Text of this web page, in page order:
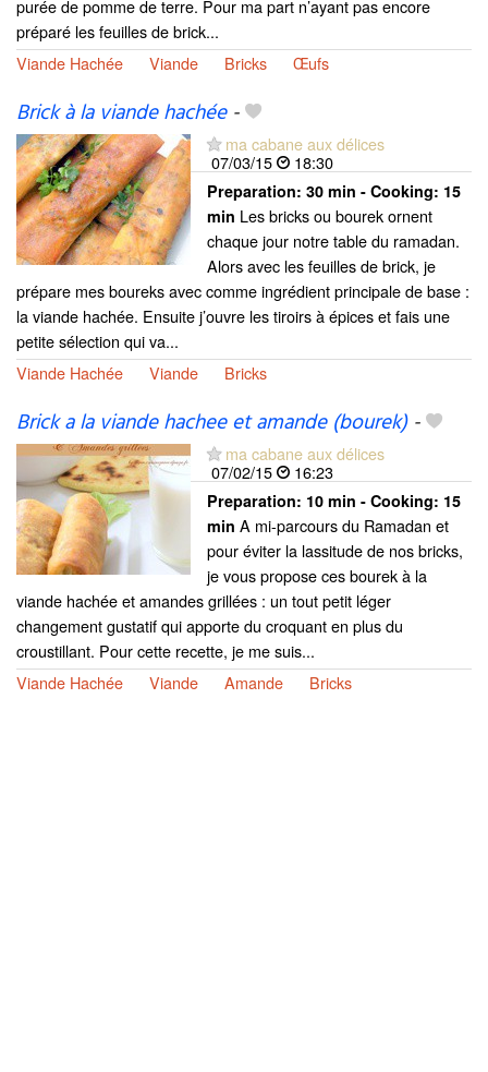
purée de pomme de terre. Pour ma part n’ayant pas encore
préparé les feuilles de brick...
Viande Hachée
Viande Bricks Œufs
Brick à la viande hachée-
ma cabane aux délices
07/03/15
18:30
Preparation: 30 min - Cooking: 15
min Les bricks ou bourek ornent
chaque jour notre table du ramadan.
Alors avec les feuilles de brick, je
prépare mes boureks avec comme ingrédient principale de base :
la viande hachée. Ensuite j’ouvre les tiroirs à épices et fais une
petite sélection qui va...
Viande Hachée
Viande Bricks
Brick a la viande hachee et amande (bourek)-
ma cabane aux délices
07/02/15
16:23
Preparation: 10 min - Cooking: 15
min A mi-parcours du Ramadan et
pour éviter la lassitude de nos bricks,
je vous propose ces bourek à la
viande hachée et amandes grillées : un tout petit léger
changement gustatif qui apporte du croquant en plus du
croustillant. Pour cette recette, je me suis...
Viande Hachée
Viande Amande Bricks